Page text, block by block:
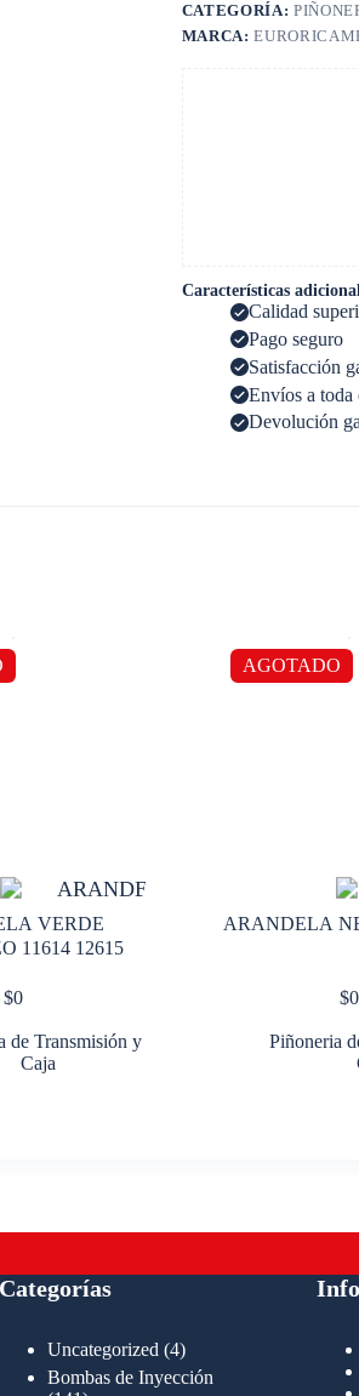
CATEGORÍA:
MARCA:
Características
Calidad
Pago seguro
Satisfacción
Envíos a toda
Devolución
VERDE
11614 12615
$0
de Transmisión y
Caja
AGOTADO
ARANDELA
$0
Piñoneria
Categorías
Uncategorized 44
productos
Bombas de Inyección